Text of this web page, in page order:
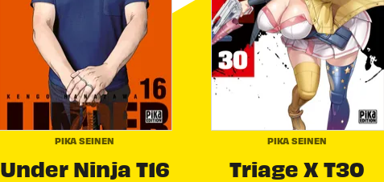
PIKA SEINEN
Under Ninja T16
PIKA SEINEN
Triage X T30